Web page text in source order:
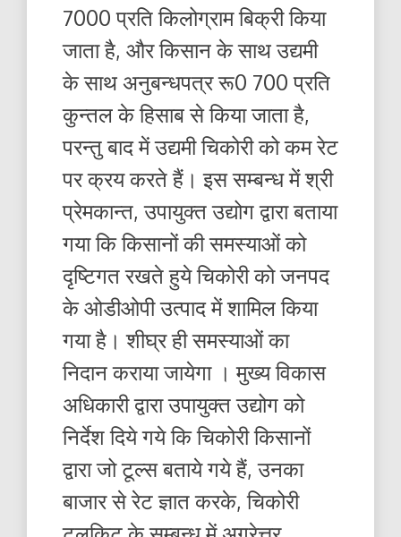
7000 प्रति किलोग्राम बिक्री किया
जाता है, और किसान के साथ उद्यमी
के साथ अनुबन्धपत्र रू0 700 प्रति
कुन्तल के हिसाब से किया जाता है,
परन्तु बाद में उद्यमी चिकोरी को कम रेट
पर क्रय करते हैं। इस सम्बन्ध में श्री
प्रेमकान्त, उपायुक्त उद्योग द्वारा बताया
गया कि किसानों की समस्याओं को
दृष्टिगत रखते हुये चिकोरी को जनपद
के ओडीओपी उत्पाद में शामिल किया
गया है। शीघ्र ही समस्याओं का
निदान कराया जायेगा । मुख्य विकास
अधिकारी द्वारा उपायुक्त उद्योग को
निर्देश दिये गये कि चिकोरी किसानों
द्वारा जो टूल्स बताये गये हैं, उनका
बाजार से रेट ज्ञात करके, चिकोरी